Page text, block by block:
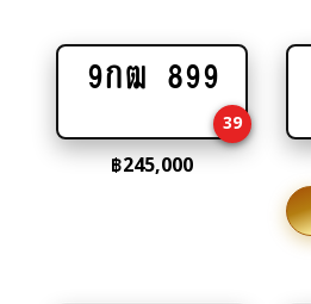
Add
cart
9กฒ 899
39
฿245,000